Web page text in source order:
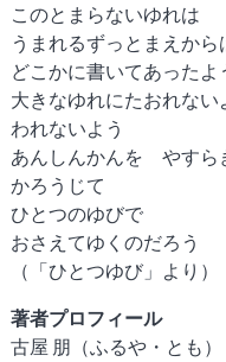
ご注文方法
お問い合わせ
書肆子午線について
このとまらないゆれは
うまれるずっとまえから
どこかに書いてあったよ
大きなゆれにたおれない
われないよう
あんしんかんを やすら
かろうじて
ひとつのゆびで
おさえてゆくのだろう
（「ひとつゆび」より）
著者プロフィール
古屋 朋（ふるや・とも）